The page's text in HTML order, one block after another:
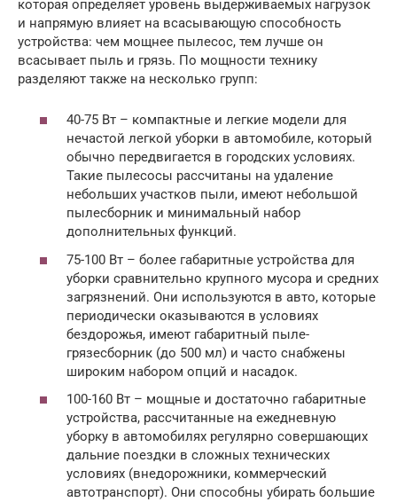
которая определяет уровень выдерживаемых нагрузок
и напрямую влияет на всасывающую способность
устройства: чем мощнее пылесос, тем лучше он
всасывает пыль и грязь. По мощности технику
разделяют также на несколько групп:
40-75 Вт – компактные и легкие модели для
нечастой легкой уборки в автомобиле, который
обычно передвигается в городских условиях.
Такие пылесосы рассчитаны на удаление
небольших участков пыли, имеют небольшой
пылесборник и минимальный набор
дополнительных функций.
75-100 Вт – более габаритные устройства для
уборки сравнительно крупного мусора и средних
загрязнений. Они используются в авто, которые
периодически оказываются в условиях
бездорожья, имеют габаритный пыле-
грязесборник (до 500 мл) и часто снабжены
широким набором опций и насадок.
100-160 Вт – мощные и достаточно габаритные
устройства, рассчитанные на ежедневную
уборку в автомобилях регулярно совершающих
дальние поездки в сложных технических
условиях (внедорожники, коммерческий
автотранспорт). Они способны убирать большие